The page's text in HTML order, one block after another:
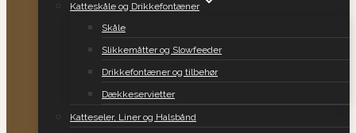
Katteskåle og Drikkefontæner
Skåle
Slikkemåtter og Slowfeeder
Drikkefontæner og tilbehør
Dækkeservietter
Katteseler, Liner og Halsbånd